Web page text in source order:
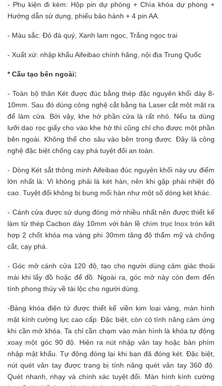
- Phụ kiện đi kèm: Hộp pin dự phòng + Chìa khóa dự phòng +
Hướng dẫn sử dụng, phiếu bảo hành + 4 pin AA.
- Màu sắc: Đỏ đá quý, Xanh lam ngọc, Trắng ngọc trai
- Xuất xứ: nhập khẩu Aifeibao chính hãng, nội địa Trung Quốc
* Cấu tạo bên ngoài:
-Toàn bộ thân Két được đúc bằng thép đặc nguyên khối dày 8-
10mm. Sau đó dùng công nghệ cắt bằng tia Laser cắt một mặt ra
để làm cửa. Bởi vậy, khe hở phần cửa là rất nhỏ. Nếu ta dùng
lưỡi dao rọc giấy cho vào khe hở thì cũng chỉ cho được một phần
bên ngoài. Không thể cho sâu vào bên trong được. Đây là công
nghệ đặc biệt chống cạy phá tuyệt đối an toàn.
- Dòng Két sắt thông minh Aifeibao đúc nguyên khối này ưu điểm
lớn nhất là: Vì không phải là két hàn, nên khi gặp phải nhiệt độ
cao. Tuyệt đối không bị bung mối hàn như một số dòng két khác.
- Cánh cửa được sử dụng đóng mở nhiều nhất nên được thiết kế
làm từ thép Cacbon dày 10mm với bản lề chìm trục Inox tròn kết
hợp 2 chốt khóa mạ vàng phi 30mm tăng độ thẩm mỹ và chống
cắt, cạy phá.
- Góc mở cánh cửa 120 độ, tạo cho người dùng cảm giác thoải
mái khi lấy đồ hoặc để đồ. Ngoài ra, góc mở này còn đem đến
tính phong thủy về tài lộc cho người dùng.
-Bảng khóa điện tử được thiết kế viền kim loại vàng, màn hình
mặt kính cường lực cao cấp. Đặc biệt, còn có tính năng cảm ứng
khi cần mở khóa. Ta chỉ cần chạm vào màn hình là khóa tự động
xoay một góc 90 độ. Hiện ra nút nhập vân tay hoặc bàn phím
nhập mật khẩu. Tự động đóng lại khi bạn đã đóng két. Đặc biệt,
nút quét vân tay được trang bị tính năng quét vân tay 360 độ.
Quét nhanh, nhạy và chính xác tuyệt đối. Màn hình kính cường